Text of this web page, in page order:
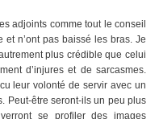
adjoints comme tout le conseil
n’ont pas baissé les bras. Je
plus crédible que celui
d’injures et de sarcasmes.
leur volonté de servir avec un
Peut-être seront-ils un peu plus
se profiler des images